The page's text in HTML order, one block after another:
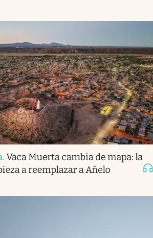
. Vaca Muerta cambia de mapa: la
a reemplazar a Añelo